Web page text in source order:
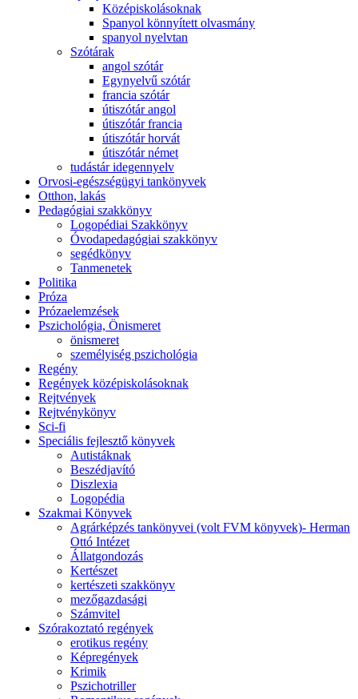
Középiskolásoknak
Spanyol könnyített olvasmány
spanyol nyelvtan
Szótárak
angol szótár
Egynyelvű szótár
francia szótár
útiszótár angol
útiszótár francia
útiszótár horvát
útiszótár német
tudástár idegennyelv
Orvosi-egészségügyi tankönyvek
Otthon, lakás
Pedagógiai szakkönyv
Logopédiai Szakkönyv
Óvodapedagógiai szakkönyv
segédkönyv
Tanmenetek
Politika
Próza
Prózaelemzések
Pszichológia, Önismeret
önismeret
személyiség pszichológia
Regény
Regények középiskolásoknak
Rejtvények
Rejtvénykönyv
Sci-fi
Speciális fejlesztő könyvek
Autistáknak
Beszédjavító
Diszlexia
Logopédia
Szakmai Könyvek
Agrárképzés tankönyvei (volt FVM könyvek)- Herman
Ottó Intézet
Állatgondozás
Kertészet
kertészeti szakkönyv
mezőgazdasági
Számvitel
Szórakoztató regények
erotikus regény
Képregények
Krimik
Pszichotriller